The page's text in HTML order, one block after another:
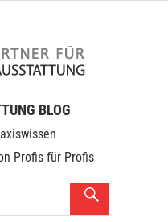
BLOG
Profis für Profis